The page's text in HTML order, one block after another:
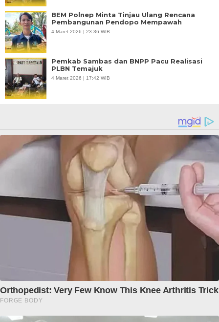
BEM Polnep Minta Tinjau Ulang Rencana
Pembangunan Pendopo Mempawah
4 Maret 2026 | 23:36 WIB
Pemkab Sambas dan BNPP Pacu Realisasi
PLBN Temajuk
4 Maret 2026 | 17:42 WIB